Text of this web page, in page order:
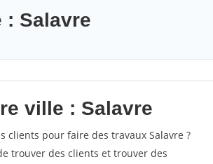
: Salavre
ville : Salavre
clients pour faire des travaux Salavre ?
trouver des clients et trouver des